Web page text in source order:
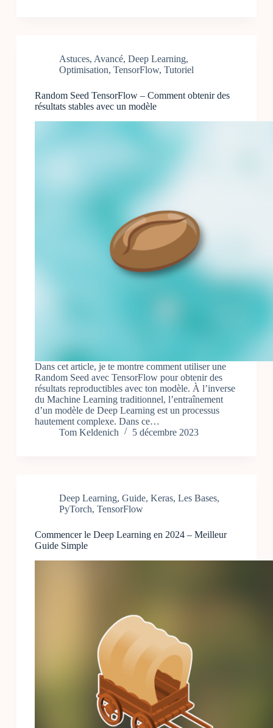
Astuces, Avancé, Deep Learning,
Optimisation, TensorFlow, Tutoriel
Random Seed TensorFlow – Comment obtenir des
résultats stables avec un modèle
Dans cet article, je te montre comment utiliser une
Random Seed avec TensorFlow pour obtenir des
résultats reproductibles avec ton modèle. À l’inverse
du Machine Learning traditionnel, l’entraînement
d’un modèle de Deep Learning est un processus
hautement complexe. Dans ce…
Tom Keldenich
5 décembre 2023
Deep Learning, Guide, Keras, Les Bases,
PyTorch, TensorFlow
Commencer le Deep Learning en 2024 – Meilleur
Guide Simple